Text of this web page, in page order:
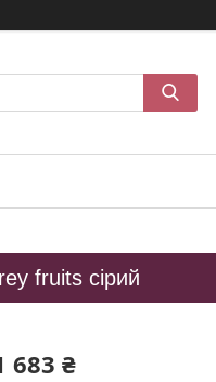
fruits сірий
683 ₴